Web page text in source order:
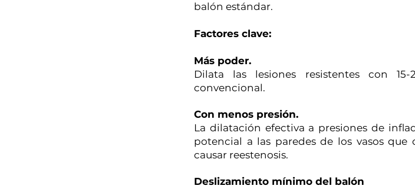
balón estándar.
Factores clave:
Más poder.
Dilata las lesiones resistentes con
convencional.
Con menos presión.
La dilatación efectiva a presiones de
potencial a las paredes de los vasos que
causar reestenosis.
Deslizamiento mínimo del balón